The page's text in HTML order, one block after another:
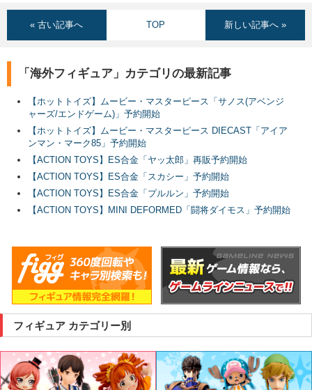
« 古い記事へ TOP 新しい記事へ »
「海外フィギュア」カテゴリの最新記事
【ホットトイズ】ムービー・マスターピース「サノス(アベンジ
ャーズ/エンドゲーム)」予約開始
【ホットトイズ】ムービー・マスターピース DIECAST「アイア
ンマン・マーク85」予約開始
【ACTION TOYS】ES合金「ヤッ太郎」再販予約開始
【ACTION TOYS】ES合金「スカシー」予約開始
【ACTION TOYS】ES合金「プルルン」予約開始
【ACTION TOYS】MINI DEFORMED「闘将ダイモス」予約開始
フィギュア カテゴリー別